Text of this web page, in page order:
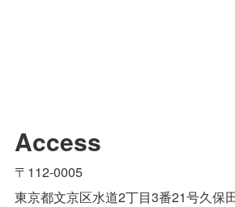
Access
〒112-0005
東京都文京区水道2丁目3番21号久保